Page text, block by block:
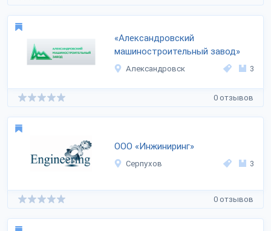
«Александровский
машиностроительный завод»
Александровск 3
0 отзывов
ООО «Инжиниринг»
Серпухов 3
0 отзывов